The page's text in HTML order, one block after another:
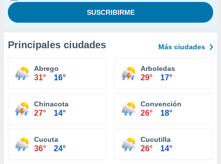
Principales ciudades Más ciudades
Abrego
31° 16°
Arboledas
29° 17°
Chinacota
27° 14°
Convención
26° 18°
Cucuta
36° 24°
Cucutilla
26° 14°